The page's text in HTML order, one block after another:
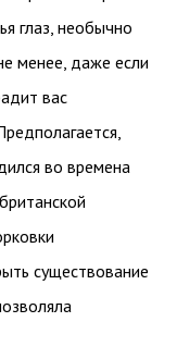
глаз, необычно
менее, даже если
вас
во времена
существование